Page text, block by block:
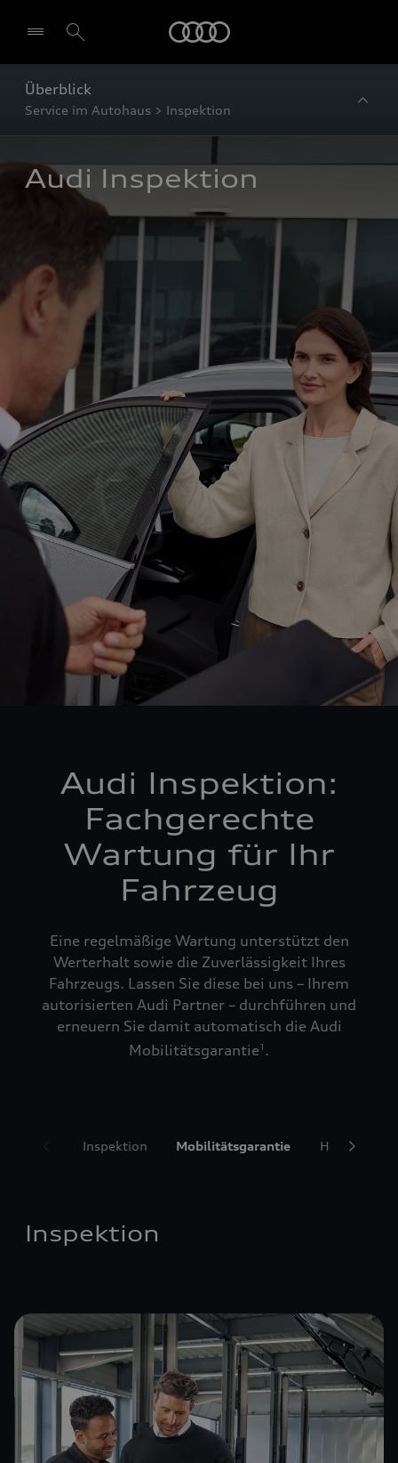
Überblick
Service im Autohaus > Inspektion
Audi Inspektion
Audi Inspektion:
Fachgerechte
Wartung für Ihr
Fahrzeug
Eine regelmäßige Wartung unterstützt den
Werterhalt sowie die Zuverlässigkeit Ihres
Fahrzeugs. Lassen Sie diese bei uns – Ihrem
autorisierten Audi Partner – durchführen und
erneuern Sie damit automatisch die Audi
Mobilitätsgarantie1 .
Inspektion Mobilitätsgarantie Hol- und
Inspektion